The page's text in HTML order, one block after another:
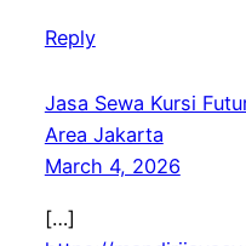
Reply
Jasa Sewa Kursi
Area Jakarta
March 4, 2026
[…]